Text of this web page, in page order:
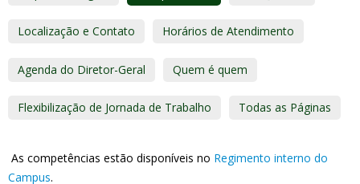
Localização e Contato Horários de Atendimento
Agenda do Diretor-Geral Quem é quem
Flexibilização de Jornada de Trabalho Todas as Páginas
As competências estão disponíveis no Regimento interno do
Campus.